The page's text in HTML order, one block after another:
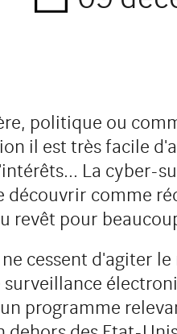
politique ou
il est très facile
La cyber-
comme
revêt pour
cessent d'agiter
surveillance
programme